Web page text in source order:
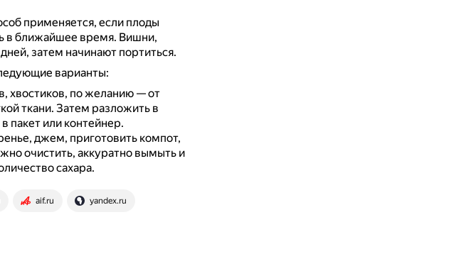
применяется, если плоды
в ближайшее время. Вишни,
затем начинают портиться.
варианты:
хвостиков, по желанию — от
ткани. Затем разложить в
пакет или контейнер.
джем, приготовить компот,
очистить, аккуратно вымыть и
сахара.
aif.ru yandex.ru